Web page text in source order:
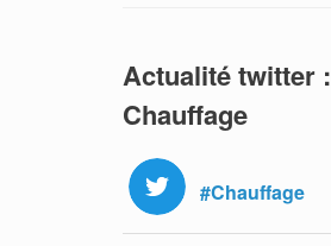
Actualité twitter :
Chauffage
#Chauffage